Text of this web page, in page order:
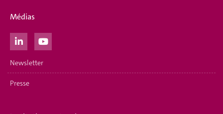
Médias
Newsletter
Presse